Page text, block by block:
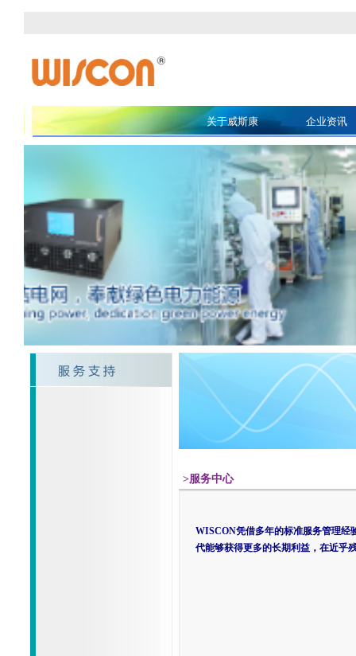
关于威斯康 企业资讯
>服务中心
WISCON凭借多年的标准服务管理经
代能够获得更多的长期利益，在近乎